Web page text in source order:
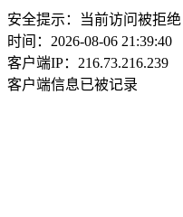
安全提示：当前访问被拒绝
时间：2026-08-06 21:39:40
客户端IP：216.73.216.239
客户端信息已被记录